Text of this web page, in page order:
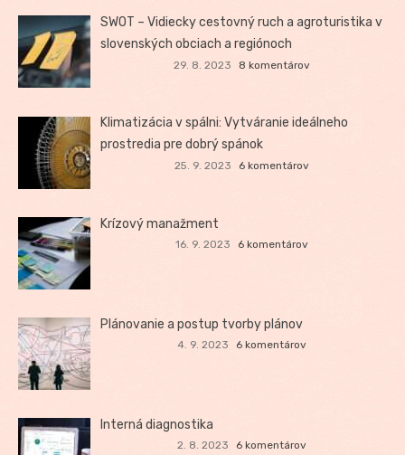
SWOT – Vidiecky cestovný ruch a agroturistika v
slovenských obciach a regiónoch
29. 8. 2023 8 komentárov
Klimatizácia v spálni: Vytváranie ideálneho
prostredia pre dobrý spánok
25. 9. 2023 6 komentárov
Krízový manažment
16. 9. 2023 6 komentárov
Plánovanie a postup tvorby plánov
4. 9. 2023 6 komentárov
Interná diagnostika
2. 8. 2023 6 komentárov